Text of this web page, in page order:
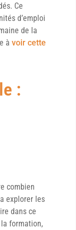
Ce
d’emploi
de la
à voir cette
:
combien
explorer les
dans ce
formation,